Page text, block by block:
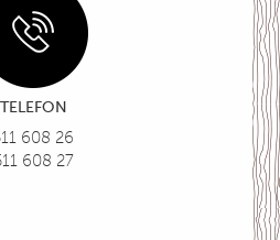
TELEFON
608 26
608 27